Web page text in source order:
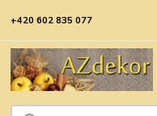
+420 602 835 077